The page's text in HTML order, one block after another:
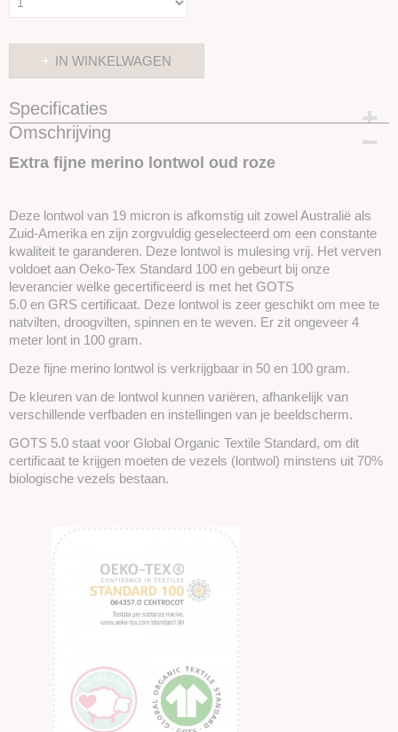
IN WINKELWAGEN
Specificaties
Productcode
Omschrijving
Extra fijne merino lontwol oud roze
Deze lontwol van 19 micron is afkomstig uit zowel Australië als
Zuid-Amerika en zijn zorgvuldig geselecteerd om een ​​constante
kwaliteit te garanderen. Deze lontwol is mulesing vrij. Het verven
voldoet aan Oeko-Tex Standard 100 en gebeurt bij onze
leverancier welke gecertificeerd is met het GOTS
5.0 en GRS certificaat. Deze lontwol is zeer geschikt om mee te
natvilten, droogvilten, spinnen en te weven. Er zit ongeveer 4
meter lont in 100 gram.
Deze fijne merino lontwol is verkrijgbaar in 50 en 100 gram.
De kleuren van de lontwol kunnen variëren, afhankelijk van
verschillende verfbaden en instellingen van je beeldscherm.
GOTS 5.0 staat voor Global Organic Textile Standard, om dit
certificaat te krijgen moeten de vezels (lontwol) minstens uit 70%
biologische vezels bestaan.